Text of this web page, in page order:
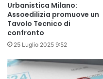
Urbanistica Milano:
Assoedilizia promuove un
Tavolo Tecnico di
confronto
25 Luglio 2025 9:52